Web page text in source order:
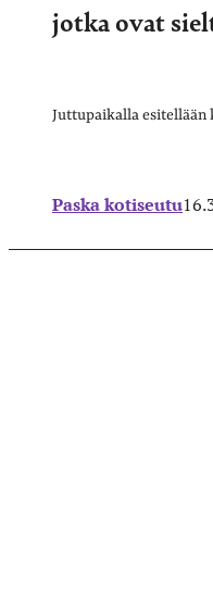
jotka ovat
Juttupaikalla esitellään
Paska kotiseutu